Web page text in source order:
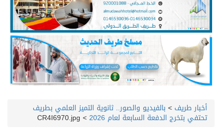
أخبار طريف > بالفيديو والصور.. ثانوية التميز العلمي بطريف
تحتفي بتخرج الدفعة السابعة لعام 2026 >
CR4I6970.jpg